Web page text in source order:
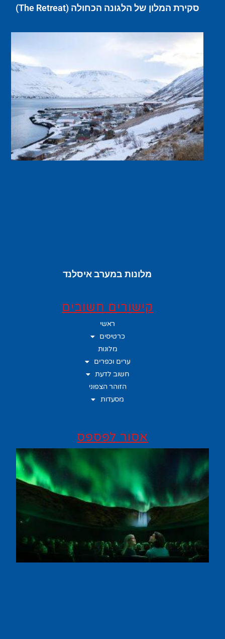
סקירת המלון של הלגונה הכחולה (The Retreat)
מלונות במערב איסלנד
קישורים חשובים
ראשי
כרטיסים
מלונות
ערים וכפרים
חשוב לדעת
הזוהר הצפוני
מסעדות
אסור לפספס